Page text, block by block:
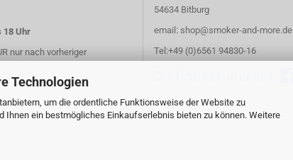
Technologien
um die ordentliche Funktionsweise der Website zu
ein bestmögliches Einkaufserlebnis bieten zu können. Weitere
18 Uhr
nur nach vorheriger
54634 Bitburg
email: shop@smoker-and-more.de
Tel:+49 (0)6561 94830-16